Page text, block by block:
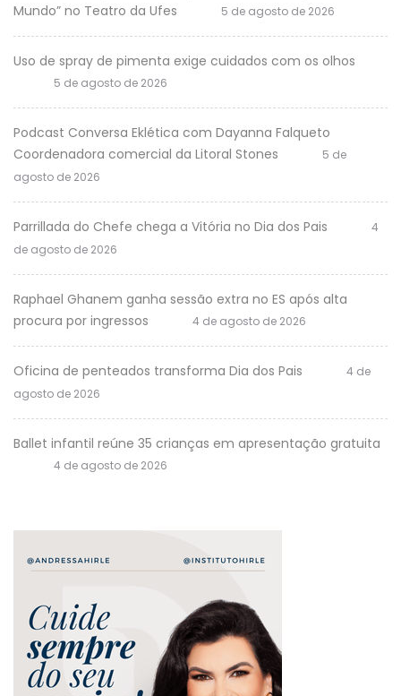
Mundo” no Teatro da Ufes
5 de agosto de 2026
Uso de spray de pimenta exige cuidados com os olhos
5 de agosto de 2026
Podcast Conversa Eklética com Dayanna Falqueto
Coordenadora comercial da Litoral Stones
5 de
agosto de 2026
Parrillada do Chefe chega a Vitória no Dia dos Pais
4
de agosto de 2026
Raphael Ghanem ganha sessão extra no ES após alta
procura por ingressos
4 de agosto de 2026
Oficina de penteados transforma Dia dos Pais
4 de
agosto de 2026
Ballet infantil reúne 35 crianças em apresentação gratuita
4 de agosto de 2026